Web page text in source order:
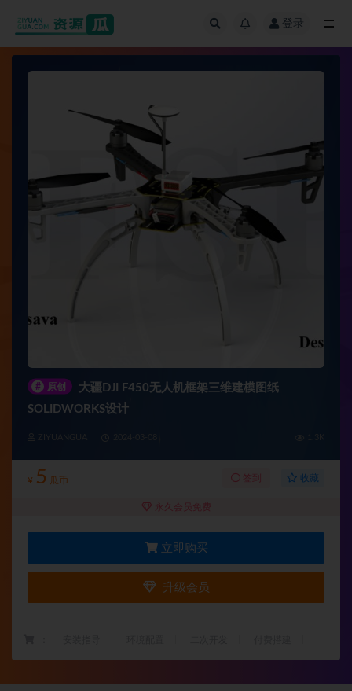
登录
# 原创
大疆DJI F450无人机框架三维建模图纸
SOLIDWORKS设计
ZIYUANGUA
¥ 5 瓜币 签到 收藏
永久会员免费
立即购买
升级会员